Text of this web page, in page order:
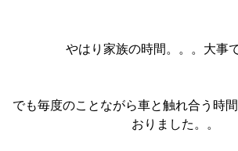
やはり家族の時間。。。大事
でも毎度のことながら車と触れ合う時
おりました。。